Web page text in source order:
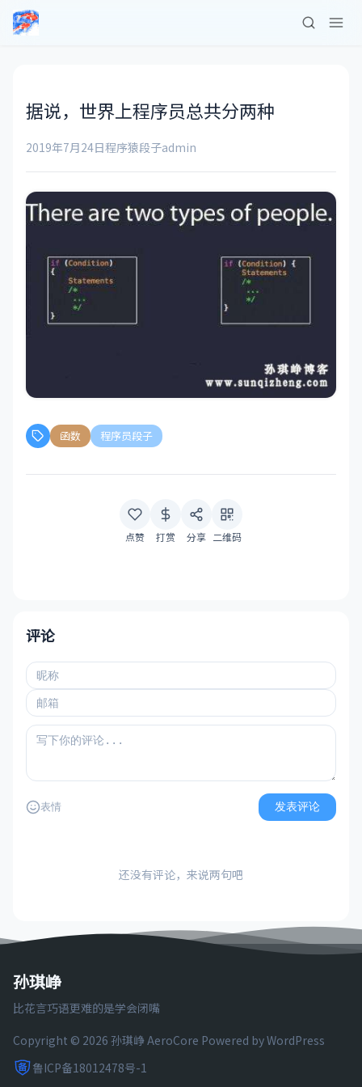
据说，世界上程序员总共分两种
2019年7月24日程序猿段子admin
函数 程序员段子
点赞 打赏 分享 二维码
评论
表情 发表评论
还没有评论，来说两句吧
孙琪峥
比花言巧语更难的是学会闭嘴
Copyright © 2026 孙琪峥AeroCore Powered by WordPress
鲁ICP备18012478号-1